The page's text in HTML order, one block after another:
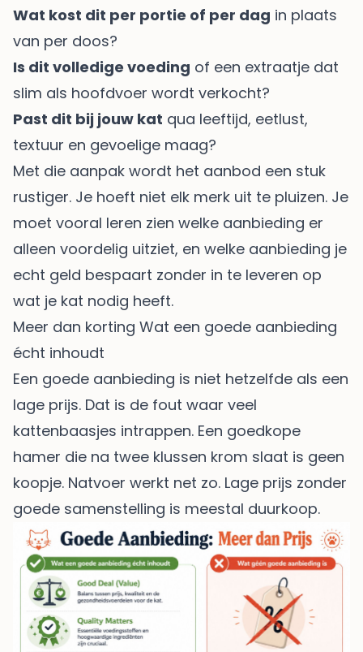
Wat kost dit per portie of per dag in plaats
van per doos?
Is dit volledige voeding of een extraatje dat
slim als hoofdvoer wordt verkocht?
Past dit bij jouw kat qua leeftijd, eetlust,
textuur en gevoelige maag?
Met die aanpak wordt het aanbod een stuk
rustiger. Je hoeft niet elk merk uit te pluizen. Je
moet vooral leren zien welke aanbieding er
alleen voordelig uitziet, en welke aanbieding je
echt geld bespaart zonder in te leveren op
wat je kat nodig heeft.
Meer dan korting Wat een goede aanbieding
écht inhoudt
Een goede aanbieding is niet hetzelfde als een
lage prijs. Dat is de fout waar veel
kattenbaasjes intrappen. Een goedkope
hamer die na twee klussen krom slaat is geen
koopje. Natvoer werkt net zo. Lage prijs zonder
goede samenstelling is meestal duurkoop.